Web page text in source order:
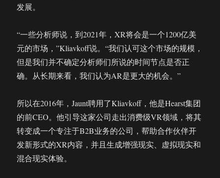
发展。
“一些分析师说，到2021年，XR将会是一个1200亿美
元的市场，”Kliavkoff说。“我们认可这个市场的规模，
但是我们并不确定分析师们所说的时间节点是否正
确。从长期来看，我们认为AR是更大的机会。”
所以在2016年，Jaunt聘用了Kliavkoff，他是Hearst集团
的前CEO。他引导这家公司走出消费级VR领域，将其
转变成一个专注于B2B业务的公司，帮助合作伙伴开
发新形式的XR内容，并且生成增强现实、虚拟现实和
混合现实体验。